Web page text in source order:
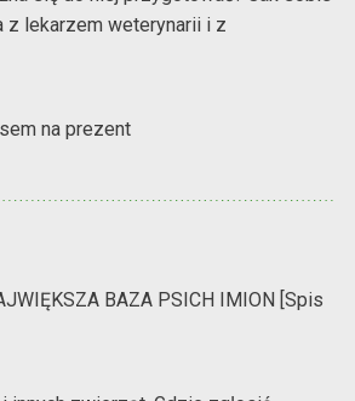
z lekarzem weterynarii i z
na prezent
BAZA PSICH IMION [Spis